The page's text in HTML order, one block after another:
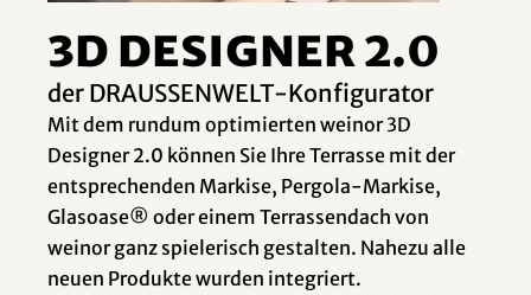
3D Designer 2.0
der DRAUSSENWELT-Konfigurator
Mit dem rundum optimierten weinor 3D
Designer 2.0 können Sie Ihre Terrasse mit der
entsprechenden Markise, Pergola-Markise,
Glasoase® oder einem Terrassendach von
weinor ganz spielerisch gestalten. Nahezu alle
neuen Produkte wurden integriert.